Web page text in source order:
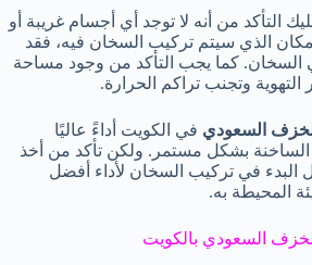
التأكد من أنه لا توجد أي أجسام غريبة أو
الذي سيتم تركيب السخان فيه، فقد
السخان. كما يجب التأكد من وجود مساحة
وتجنب تراكم الحرارة.
السعودي في الكويت أداءً عاليًا
الساخنة بشكل مستمر. ولكن تأكد من أخذ
البدء في تركيب السخان لأداء أفضل
المحيطة به.
السعودي بالكويت